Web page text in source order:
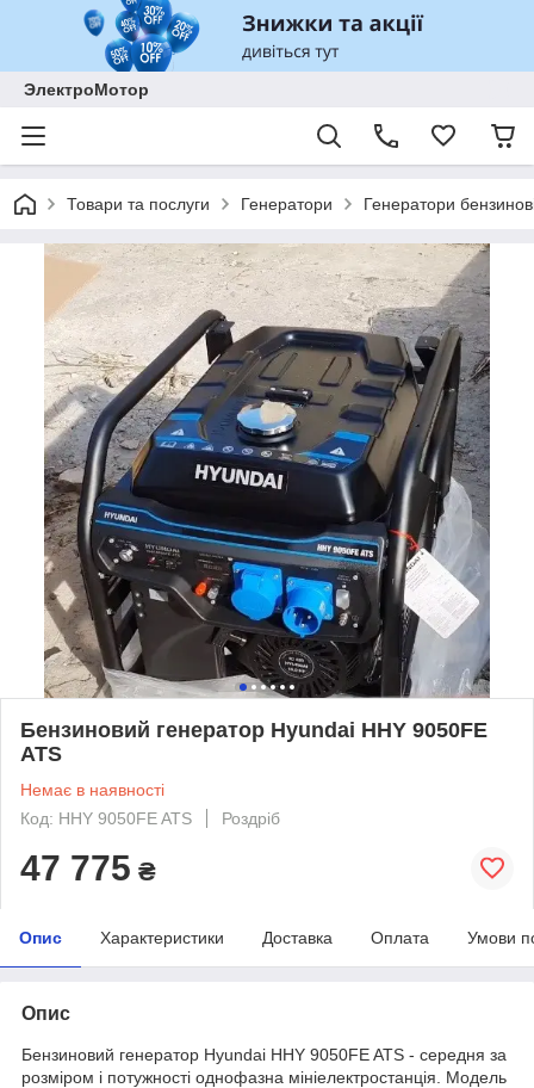
ЭлектроМотор
Товари та послуги Генератори Генератори
Бензиновий генератор Hyundai HHY 9050FE
ATS
Немає в наявності
Код: HHY 9050FE ATS
Роздріб
47 775 ₴
Опис Характеристики Доставка Оплата Умови
Опис
Бензиновий генератор Hyundai HHY 9050FE ATS - середня за
розміром і потужності однофазна мініелектростанція. Модель